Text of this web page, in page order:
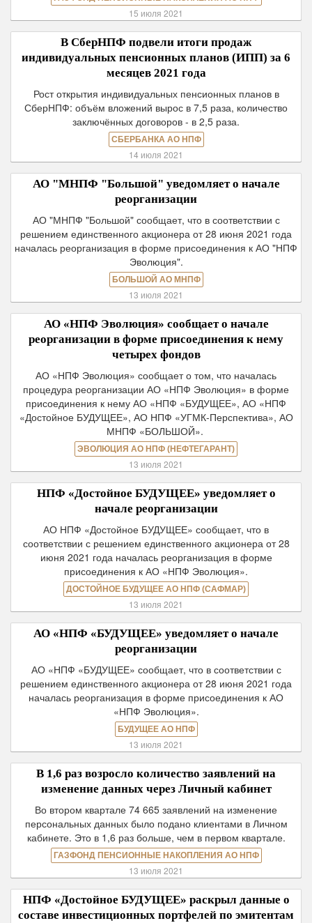
15 июля 2021
В СберНПФ подвели итоги продаж
индивидуальных пенсионных планов (ИПП) за 6
месяцев 2021 года
Рост открытия индивидуальных пенсионных планов в
СберНПФ: объём вложений вырос в 7,5 раза, количество
заключённых договоров - в 2,5 раза.
СБЕРБАНКА АО НПФ
14 июля 2021
АО "МНПФ "Большой" уведомляет о начале
реорганизации
АО "МНПФ "Большой" сообщает, что в соответствии с
решением единственного акционера от 28 июня 2021 года
началась реорганизация в форме присоединения к АО "НПФ
Эволюция".
БОЛЬШОЙ АО МНПФ
13 июля 2021
АО «НПФ Эволюция» сообщает о начале
реорганизации в форме присоединения к нему
четырех фондов
АО «НПФ Эволюция» сообщает о том, что началась
процедура реорганизации АО «НПФ Эволюция» в форме
присоединения к нему АО «НПФ «БУДУЩЕЕ», АО «НПФ
«Достойное БУДУЩЕЕ», АО НПФ «УГМК-Перспектива», АО
МНПФ «БОЛЬШОЙ».
ЭВОЛЮЦИЯ АО НПФ (НЕФТЕГАРАНТ)
13 июля 2021
НПФ «Достойное БУДУЩЕЕ» уведомляет о
начале реорганизации
АО НПФ «Достойное БУДУЩЕЕ» сообщает, что в
соответствии с решением единственного акционера от 28
июня 2021 года началась реорганизация в форме
присоединения к АО «НПФ Эволюция».
ДОСТОЙНОЕ БУДУЩЕЕ АО НПФ (САФМАР)
13 июля 2021
АО «НПФ «БУДУЩЕЕ» уведомляет о начале
реорганизации
АО «НПФ «БУДУЩЕЕ» сообщает, что в соответствии с
решением единственного акционера от 28 июня 2021 года
началась реорганизация в форме присоединения к АО
«НПФ Эволюция».
БУДУЩЕЕ АО НПФ
13 июля 2021
В 1,6 раз возросло количество заявлений на
изменение данных через Личный кабинет
Во втором квартале 74 665 заявлений на изменение
персональных данных было подано клиентами в Личном
кабинете. Это в 1,6 раз больше, чем в первом квартале.
ГАЗФОНД ПЕНСИОННЫЕ НАКОПЛЕНИЯ АО НПФ
13 июля 2021
НПФ «Достойное БУДУЩЕЕ» раскрыл данные о
составе инвестиционных портфелей по эмитентам